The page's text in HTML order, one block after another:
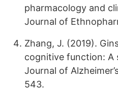
pharmacology and
Journal of
Zhang, J. (2019).
cognitive function: A
Journal of
543.